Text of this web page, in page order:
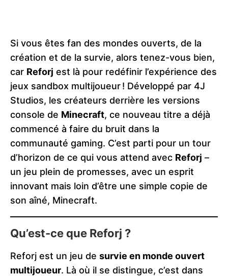
Si vous êtes fan des mondes ouverts, de la
création et de la survie, alors tenez-vous bien,
car Reforj est là pour redéfinir l’expérience des
jeux sandbox multijoueur ! Développé par 4J
Studios, les créateurs derrière les versions
console de Minecraft, ce nouveau titre a déjà
commencé à faire du bruit dans la
communauté gaming. C’est parti pour un tour
d’horizon de ce qui vous attend avec Reforj –
un jeu plein de promesses, avec un esprit
innovant mais loin d’être une simple copie de
son aîné, Minecraft.
Qu’est-ce que Reforj ?
Reforj est un jeu de survie en monde ouvert
multijoueur. Là où il se distingue, c’est dans